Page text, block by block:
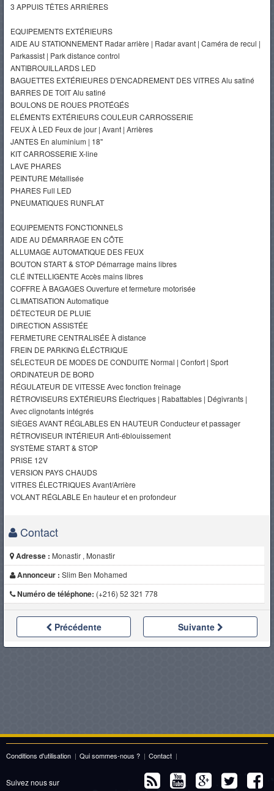
3 APPUIS TÊTES ARRIÈRES
EQUIPEMENTS EXTÉRIEURS
AIDE AU STATIONNEMENT Radar arrière | Radar avant | Caméra de recul |
Parkassist | Park distance control
ANTIBROUILLARDS LED
BAGUETTES EXTÉRIEURES D'ENCADREMENT DES VITRES Alu satiné
BARRES DE TOIT Alu satiné
BOULONS DE ROUES PROTÉGÉS
ELÉMENTS EXTÉRIEURS COULEUR CARROSSERIE
FEUX À LED Feux de jour | Avant | Arrières
JANTES En aluminium | 18''
KIT CARROSSERIE X-line
LAVE PHARES
PEINTURE Métallisée
PHARES Full LED
PNEUMATIQUES RUNFLAT
EQUIPEMENTS FONCTIONNELS
AIDE AU DÉMARRAGE EN CÔTE
ALLUMAGE AUTOMATIQUE DES FEUX
BOUTON START & STOP Démarrage mains libres
CLÉ INTELLIGENTE Accès mains libres
COFFRE À BAGAGES Ouverture et fermeture motorisée
CLIMATISATION Automatique
DÉTECTEUR DE PLUIE
DIRECTION ASSISTÉE
FERMETURE CENTRALISÉE À distance
FREIN DE PARKING ÉLÉCTRIQUE
SÉLECTEUR DE MODES DE CONDUITE Normal | Confort | Sport
ORDINATEUR DE BORD
RÉGULATEUR DE VITESSE Avec fonction freinage
RÉTROVISEURS EXTÉRIEURS Électriques | Rabattables | Dégivrants |
Avec clignotants intégrés
SIÈGES AVANT RÉGLABLES EN HAUTEUR Conducteur et passager
RÉTROVISEUR INTÉRIEUR Anti-éblouissement
SYSTÈME START & STOP
PRISE 12V
VERSION PAYS CHAUDS
VITRES ÉLECTRIQUES Avant/Arrière
VOLANT RÉGLABLE En hauteur et en profondeur
Contact
Adresse : Monastir , Monastir
Annonceur : Slim Ben Mohamed
Numéro de téléphone: (+216) 52 321 778
Précédente Suivante
Conditions d'utilisation | Qui sommes-nous ? | Contact |
Suivez nous sur